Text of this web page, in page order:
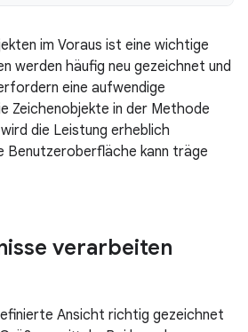
im Voraus ist eine wichtige
werden häufig neu gezeichnet und
eine aufwendige
Zeichenobjekte in der Methode
die Leistung erheblich
Benutzeroberfläche kann träge
verarbeiten
Ansicht richtig gezeichnet